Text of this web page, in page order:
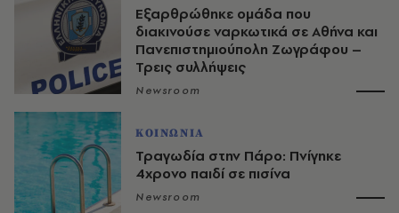
Εξαρθρώθηκε ομάδα που
διακινούσε ναρκωτικά σε Αθήνα και
Πανεπιστημιούπολη Ζωγράφου –
Τρεις συλλήψεις
Newsroom
ΚΟΙΝΩΝΙΑ
Τραγωδία στην Πάρο: Πνίγηκε
4χρονο παιδί σε πισίνα
Newsroom